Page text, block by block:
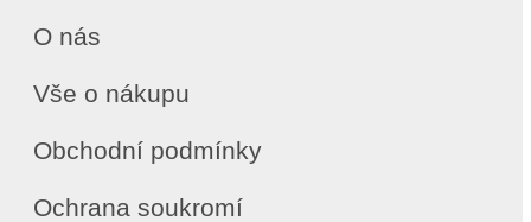
O nás
Vše o nákupu
Obchodní podmínky
Ochrana soukromí